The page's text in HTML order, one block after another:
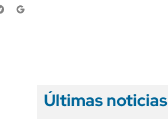
Últimas noticias